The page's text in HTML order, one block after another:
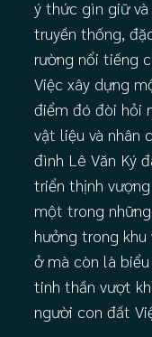
ý thức gìn giữ
truyền thống,
rường nổi tiếng
Việc xây dựng
điểm đó đòi hỏi
vật liệu và nhân
đình Lê Văn Ký
triển thịnh
một trong
hưởng trong
ở mà còn là
tinh thần vượt
người con đất